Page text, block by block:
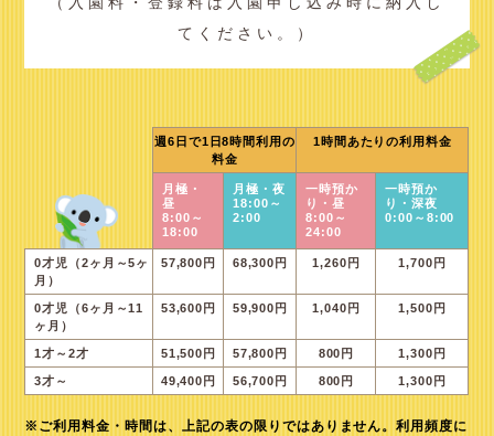
てください。）
週6日で1日8時間利用の
料金
1時間あたりの利用料金
月極・
昼
8:00～
18:00
月極・夜
18:00～
2:00
一時預か
り・昼
8:00～
24:00
一時預か
り・深夜
0:00～8:00
0才児（2ヶ月～5ヶ
月）
57,800円 68,300円 1,260円 1,700円
0才児（6ヶ月～11
ヶ月）
53,600円 59,900円 1,040円 1,500円
1才～2才 51,500円 57,800円 800円 1,300円
3才～ 49,400円 56,700円 800円 1,300円
※ご利用料金・時間は、上記の表の限りではありません。利用頻度に